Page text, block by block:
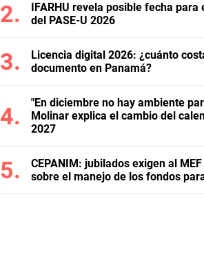
IFARHU revela posible fecha para
del PASE-U 2026
Licencia digital 2026: ¿cuánto
documento en Panamá?
"En diciembre no hay ambiente
Molinar explica el cambio del
2027
CEPANIM: jubilados exigen al
sobre el manejo de los fondos